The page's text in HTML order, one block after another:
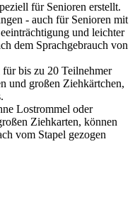
für Senioren erstellt.
- auch für Senioren mit
und leichter
dem Sprachgebrauch von
bis zu 20 Teilnehmer
und großen Ziehkärtchen,
Lostrommel oder
Ziehkarten, können
vom Stapel gezogen